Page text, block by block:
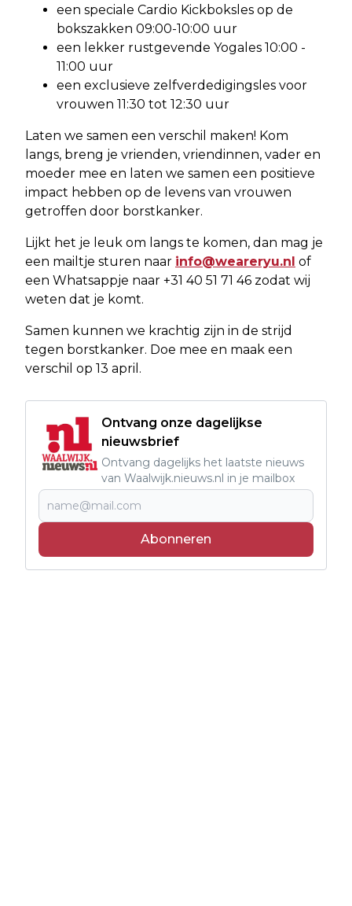
een speciale Cardio Kickboksles op de
bokszakken 09:00-10:00 uur
een lekker rustgevende Yogales 10:00 -
11:00 uur
een exclusieve zelfverdedigingsles voor
vrouwen 11:30 tot 12:30 uur
Laten we samen een verschil maken! Kom
langs, breng je vrienden, vriendinnen, vader en
moeder mee en laten we samen een positieve
impact hebben op de levens van vrouwen
getroffen door borstkanker.
Lijkt het je leuk om langs te komen, dan mag je
een mailtje sturen naar info@weareryu.nl of
een Whatsappje naar +31 40 51 71 46 zodat wij
weten dat je komt.
Samen kunnen we krachtig zijn in de strijd
tegen borstkanker. Doe mee en maak een
verschil op 13 april.
Ontvang onze dagelijkse
nieuwsbrief
Ontvang dagelijks het laatste nieuws
van Waalwijk.nieuws.nl in je mailbox
Abonneren